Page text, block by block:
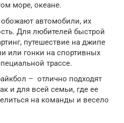
море, океане.
автомобили, их
Для любителей быстрой
путешествие на джипе
или гонки на спортивных
трассе.
– отлично подходят
и для всей семьи, где ее
на команды и весело